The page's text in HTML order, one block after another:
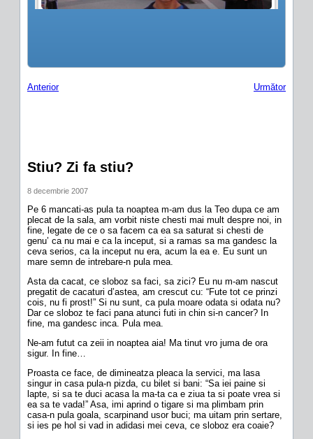
Anterior Următor
Stiu? Zi fa stiu?
8 decembrie 2007
Pe 6 mancati-as pula ta noaptea m-am dus la Teo dupa ce am
plecat de la sala, am vorbit niste chesti mai mult despre noi, in
fine, legate de ce o sa facem ca ea sa saturat si chesti de
genu’ ca nu mai e ca la inceput, si a ramas sa ma gandesc la
ceva serios, ca la inceput nu era, acum la ea e. Eu sunt un
mare semn de intrebare-n pula mea.
Asta da cacat, ce sloboz sa faci, sa zici? Eu nu m-am nascut
pregatit de cacaturi d’astea, am crescut cu: “Fute tot ce prinzi
cois, nu fi prost!” Si nu sunt, ca pula moare odata si odata nu?
Dar ce sloboz te faci pana atunci futi in chin si-n cancer? In
fine, ma gandesc inca. Pula mea.
Ne-am futut ca zeii in noaptea aia! Ma tinut vro juma de ora
sigur. In fine…
Proasta ce face, de dimineatza pleaca la servici, ma lasa
singur in casa pula-n pizda, cu bilet si bani: “Sa iei paine si
lapte, si sa te duci acasa la ma-ta ca e ziua ta si poate vrea si
ea sa te vada!” Asa, imi aprind o tigare si ma plimbam prin
casa-n pula goala, scarpinand usor buci; ma uitam prin sertare,
si ies pe hol si vad in adidasi mei ceva, ce sloboz era coaie?